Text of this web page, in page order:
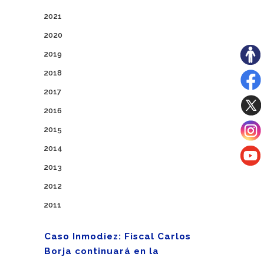
2021
2020
2019
2018
2017
2016
2015
2014
2013
2012
2011
Caso Inmodiez: Fiscal Carlos
Borja continuará en la